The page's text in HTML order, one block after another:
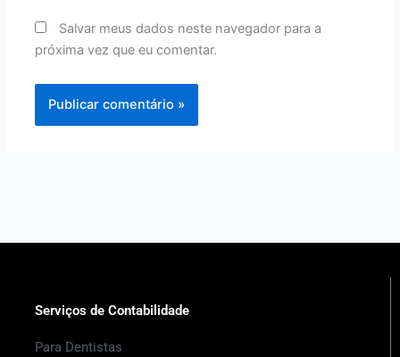
Salvar meus dados neste navegador para a
próxima vez que eu comentar.
Serviços de Contabilidade
Para Dentistas